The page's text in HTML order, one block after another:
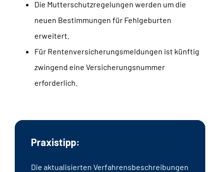
Die Mutterschutzregelungen werden um die
neuen Bestimmungen für Fehlgeburten
erweitert.
Für Rentenversicherungsmeldungen ist künftig
zwingend eine Versicherungsnummer
erforderlich.
Praxistipp:
Die aktualisierten Verfahrensbeschreibungen